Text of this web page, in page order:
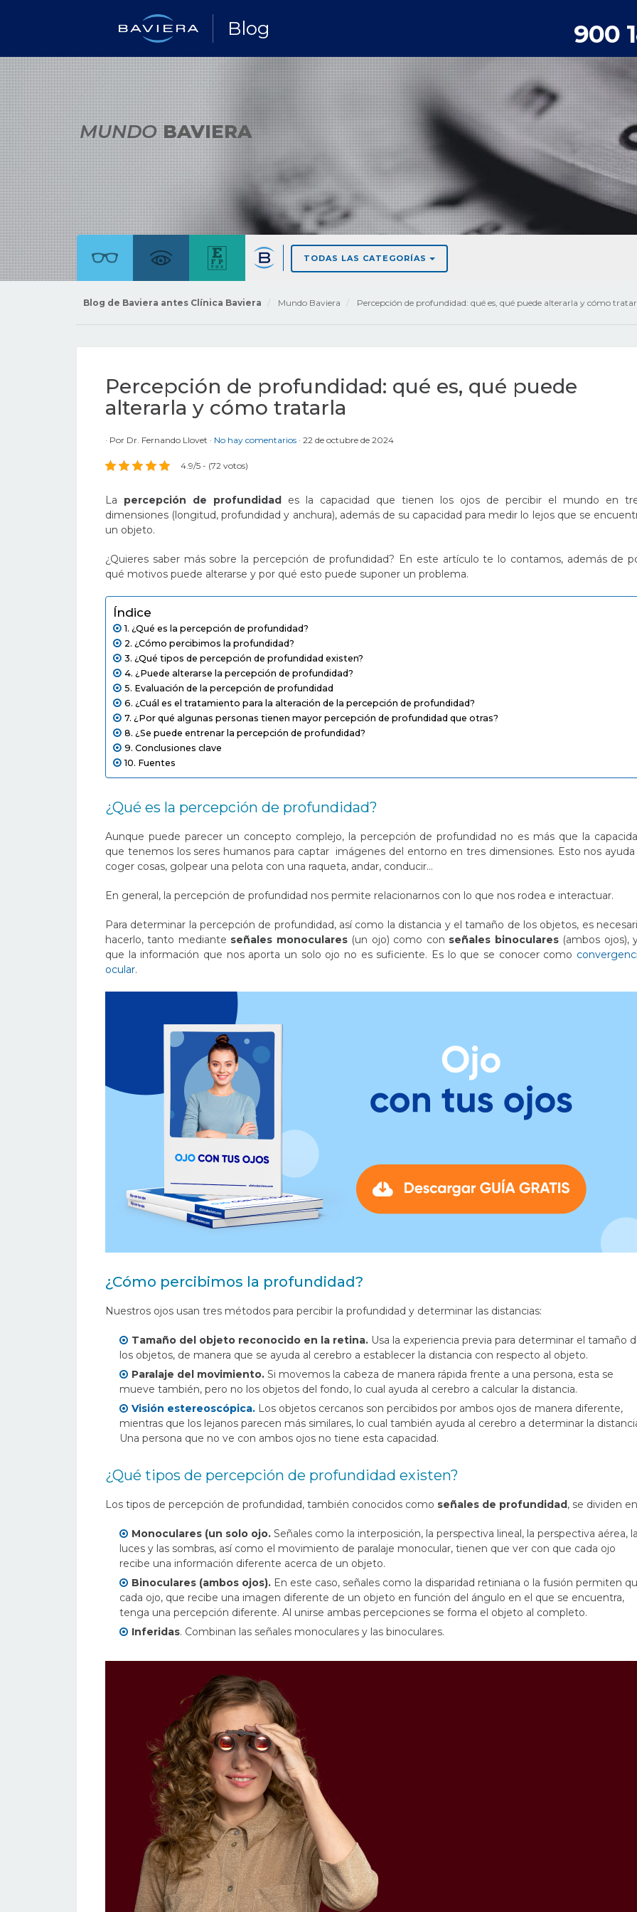
Blog 900
MUNDOBAVIERA
TODAS LAS CATEGORÍAS
Blog de Baviera antes Clínica Baviera Mundo Baviera Percepción de profundidad: qué es, qué puede alterarla y cómo
Percepción de profundidad: qué es, qué puede
alterarla y cómo tratarla
Por Dr. Fernando Llovet No hay comentarios 22 de octubre de 2024
4.9/5 - (72 votos)
La percepción de profundidad es la capacidad que tienen los ojos de percibir el mundo en
dimensiones (longitud, profundidad y anchura), además de su capacidad para medir lo lejos que se
un objeto.
¿Quieres saber más sobre la percepción de profundidad? En este artículo te lo contamos, además de
qué motivos puede alterarse y por qué esto puede suponer un problema.
Índice
¿Qué es la percepción de profundidad?
¿Cómo percibimos la profundidad?
¿Qué tipos de percepción de profundidad existen?
¿Puede alterarse la percepción de profundidad?
Evaluación de la percepción de profundidad
¿Cuál es el tratamiento para la alteración de la percepción de profundidad?
¿Por qué algunas personas tienen mayor percepción de profundidad que otras?
¿Se puede entrenar la percepción de profundidad?
Conclusiones clave
Fuentes
¿Qué es la percepción de profundidad?
Aunque puede parecer un concepto complejo, la percepción de profundidad no es más que la
que tenemos los seres humanos para captar imágenes del entorno en tres dimensiones. Esto nos ayuda
coger cosas, golpear una pelota con una raqueta, andar, conducir…
En general, la percepción de profundidad nos permite relacionarnos con lo que nos rodea e interactuar.
Para determinar la percepción de profundidad, así como la distancia y el tamaño de los objetos, es
hacerlo, tanto mediante señales monoculares(un ojo) como con señales binoculares(ambos ojos),
que la información que nos aporta un solo ojo no es suficiente. Es lo que se conocer como
ocular.
¿Cómo percibimos la profundidad?
Nuestros ojos usan tres métodos para percibir la profundidad y determinar las distancias:
Tamaño del objeto reconocido en la retina. Usa la experiencia previa para determinar el tamaño
los objetos, de manera que se ayuda al cerebro a establecer la distancia con respecto al objeto.
Paralaje del movimiento. Si movemos la cabeza de manera rápida frente a una persona, esta se
mueve también, pero no los objetos del fondo, lo cual ayuda al cerebro a calcular la distancia.
Visión estereoscópica. Los objetos cercanos son percibidos por ambos ojos de manera diferente,
mientras que los lejanos parecen más similares, lo cual también ayuda al cerebro a determinar la
Una persona que no ve con ambos ojos no tiene esta capacidad.
¿Qué tipos de percepción de profundidad existen?
Los tipos de percepción de profundidad, también conocidos como señales de profundidad, se dividen
Monoculares (un solo ojo. Señales como la interposición, la perspectiva lineal, la perspectiva aérea,
luces y las sombras, así como el movimiento de paralaje monocular, tienen que ver con que cada ojo
recibe una información diferente acerca de un objeto.
Binoculares (ambos ojos). En este caso, señales como la disparidad retiniana o la fusión permiten
cada ojo, que recibe una imagen diferente de un objeto en función del ángulo en el que se encuentra,
tenga una percepción diferente. Al unirse ambas percepciones se forma el objeto al completo.
Inferidas. Combinan las señales monoculares y las binoculares.